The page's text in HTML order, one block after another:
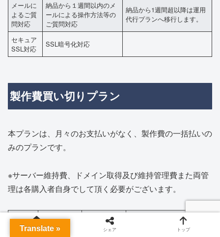
メールに
よるご質
問対応
納品から１週間以内のメ
ールによる操作方法等の
ご質問対応
納品から1週間超以降は運用
代行プランへ移行します。
セキュア
SSL対応
SSL暗号化対応
製作費買い切りプラン
本プランは、月々のお支払いがなく、製作費の一括払いの
みのプランです。
※サーバー維持費、ドメイン取得及び維持管理費また両管
理は各購入者自身でして頂く必要がございます。
初期費用一
部20％OFF
ホーム シェア トップ
Translate »